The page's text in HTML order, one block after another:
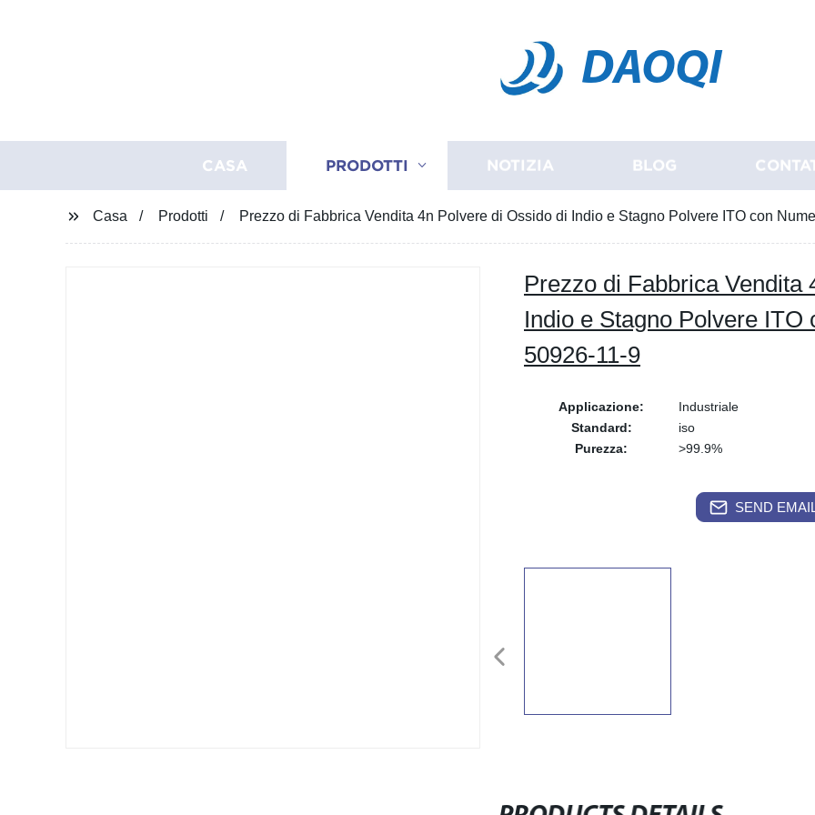
DAOQI
CASA PRODOTTI NOTIZIA BLOG
Casa Prodotti Prezzo di Fabbrica Vendita 4n Polvere di Ossido di Indio e Stagno Polvere ITO con
Prezzo di Fabbrica Vendita
Indio e Stagno Polvere ITO
50926-11-9
Applicazione:
Industriale
Standard:
iso
Purezza:
>99.9%
SEND